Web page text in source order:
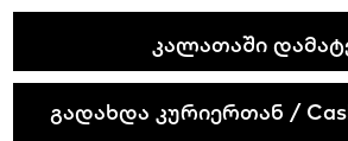
Zoom
Structure
ᲙᲐᲚᲐᲗᲐᲨᲘ
გადახდა კურიერთან /